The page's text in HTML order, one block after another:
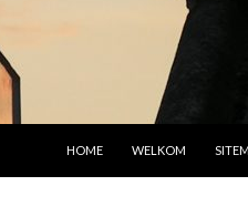
HOME
WELKOM